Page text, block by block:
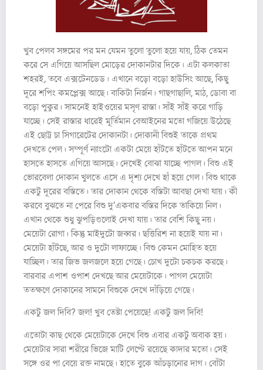
খুব পেলব সঙ্গমের পর মন যেমন তুলো তুলো হয়ে যায়, ঠিক তেমন
করে সে এগিয়ে আসছিল মোড়ের দোকানটার দিকে। এটা কলকাতা
শহরই, তবে এক্সটেনডেড। এখানে বড়ো বড়ো হাউসিং আছে, কিছু
দূরে শপিং কমপ্লেক্স আছে। বাকিটা নির্জন। গাছগাছালি, মাঠ, ডোবা বা
বড়ো পুকুর। সামনেই হাইওয়ের মসৃণ রাস্তা। সাঁই সাঁই করে গাড়ি
যাচ্ছে। সেই রাস্তার ধারেই মূর্তিমান বেআইনের মতো গজিয়ে উঠেছে
এই ছোট্ট চা সিগারেটের দোকানটা। দোকানী বিশুই তাকে প্রথম
দেখতে পেল। সম্পূর্ণ ন্যাংটো একটা মেয়ে হাঁটতে হাঁটতে আপন মনে
হাসতে হাসতে এগিয়ে আসছে। দেখেই বোঝা যাচ্ছে পাগল। বিশু এই
ভোরবেলা দোকান খুলতে এসে এ দৃশ্য দেখে হাঁ হয়ে গেল। বিশু থাকে
একটু দূরের বস্তিতে। তার দোকান থেকে বস্তিটা আবছা দেখা যায়। কী
করবে বুঝতে না পেরে বিশু দু’একবার বস্তির দিকে তাকিয়ে নিল।
এখান থেকে শুধু ঝুপড়িগুলোই দেখা যায়। তার বেশি কিছু নয়।
মেয়েটা রোগা। কিন্তু মাইদুটো জব্বর। ছত্তিরিশ না হয়েই যায় না।
মেয়েটা হাঁটছে, আর ও দুটো লাফাচ্ছে। বিশু কেমন মোহিত হয়ে
যাচ্ছিল। তার জিভ জলজলে হয়ে গেছে। চোখ দুটো চকচক করছে।
বারবার এপাশ ওপাশ দেখছে আর মেয়েটাকে। পাগল মেয়েটা
ততক্ষণে দোকানের সামনে বিশুকে দেখে দাঁড়িয়ে গেছে।
একটু জল দিবি? জল! খুব তেষ্টা পেয়েছে! একটু জল দিবি!
এতোটা কাছ থেকে মেয়েটাকে দেখে বিশু এবার একটু অবাক হয়।
মেয়েটার সারা শরীরে ভিজে মাটি লেপ্টে রয়েছে কাদার মতো। সেই
সঙ্গে ওর পা বেয়ে রক্ত নামছে। হাতে বুকে আঁচড়ানোর দাগ। বোঁটা